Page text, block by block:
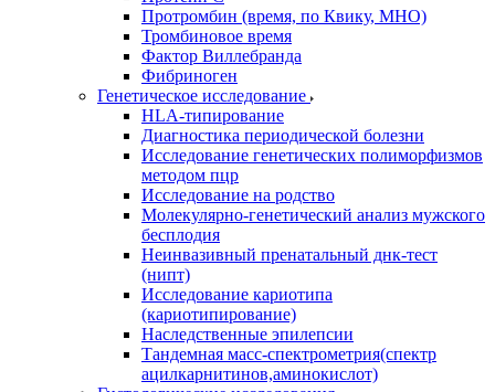
Протромбин (время, по Квику, МНО)
Тромбиновое время
Фактор Виллебранда
Фибриноген
Генетическое исследование
HLA-типирование
Диагностика периодической болезни
Исследование генетических полиморфизмов
методом пцр
Исследование на родство
Молекулярно-генетический анализ мужского
бесплодия
Неинвазивный пренатальный днк-тест
(нипт)
Исследование кариотипа
(кариотипирование)
Наследственные эпилепсии
Тандемная масс-спектрометрия(спектр
ацилкарнитинов,аминокислот)